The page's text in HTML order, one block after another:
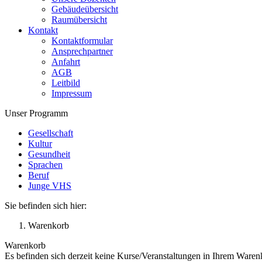
Gebäudeübersicht
Raumübersicht
Kontakt
Kontaktformular
Ansprechpartner
Anfahrt
AGB
Leitbild
Impressum
Unser Programm
Gesellschaft
Kultur
Gesundheit
Sprachen
Beruf
Junge VHS
Sie befinden sich hier:
Warenkorb
Warenkorb
Es befinden sich derzeit keine Kurse/Veranstaltungen in Ihrem